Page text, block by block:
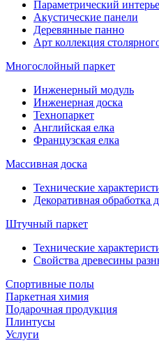
Параметрический
Акустические панели
Деревянные панно
Арт коллекция
Многослойный паркет
Инженерный модуль
Инженерная доска
Технопаркет
Английская елка
Французская елка
Массивная доска
Технические
Декоративная обработка
Штучный паркет
Технические
Свойства древесины
Спортивные полы
Паркетная химия
Подарочная продукция
Плинтусы
Услуги